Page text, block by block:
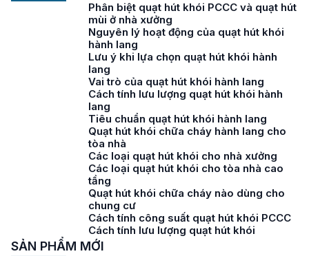
Phân biệt quạt hút khói PCCC và quạt hút
mùi ở nhà xưởng
Nguyên lý hoạt động của quạt hút khói
hành lang
Lưu ý khi lựa chọn quạt hút khói hành
lang
Vai trò của quạt hút khói hành lang
Cách tính lưu lượng quạt hút khói hành
lang
Tiêu chuẩn quạt hút khói hành lang
Quạt hút khói chữa cháy hành lang cho
tòa nhà
Các loại quạt hút khói cho nhà xưởng
Các loại quạt hút khói cho tòa nhà cao
tầng
Quạt hút khói chữa cháy nào dùng cho
chung cư
Cách tính công suất quạt hút khói PCCC
Cách tính lưu lượng quạt hút khói
SẢN PHẨM MỚI